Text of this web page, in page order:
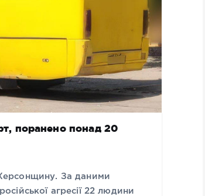
поранено понад 20
За даними
агресії 22 людини